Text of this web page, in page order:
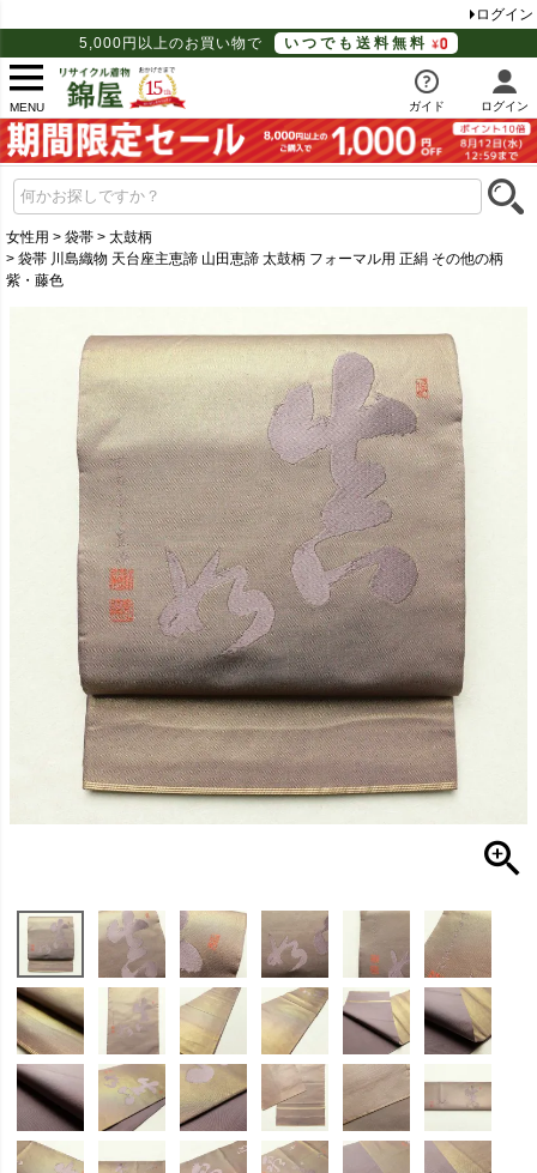
ログイン
5,000円以上のお買い物で
いつでも送料無料
MENU ガイド ログイン
女性用 袋帯
太鼓柄
袋帯 川島織物 天台座主恵諦 山田恵諦 太鼓柄 フォーマル用 正絹 その他の柄
紫・藤色